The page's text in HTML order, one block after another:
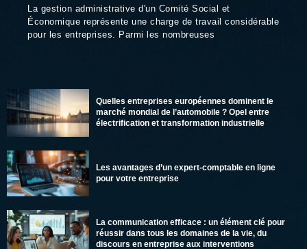
La gestion administrative d'un Comité Social et
Économique représente une charge de travail considérable
pour les entreprises. Parmi les nombreuses
Quelles entreprises européennes dominent le
marché mondial de l’automobile ? Opel entre
électrification et transformation industrielle
Les avantages d’un expert-comptable en ligne
pour votre entreprise
La communication efficace : un élément clé pour
réussir dans tous les domaines de la vie, du
discours en entreprise aux interventions